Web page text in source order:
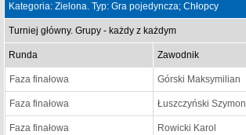
Kategoria: Zielona. Typ: Gra pojedyncza; Chłopcy
Turniej główny. Grupy - każdy z każdym
Runda Zawodnik
Faza finałowa Górski Maksymilian
Faza finałowa Łuszczyński Szymon
Faza finałowa Rowicki Karol